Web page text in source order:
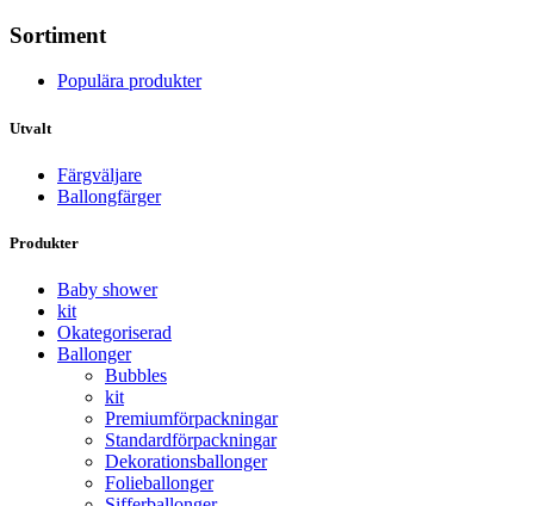
Sortiment
Populära produkter
Utvalt
Färgväljare
Ballongfärger
Produkter
Baby shower
kit
Okategoriserad
Ballonger
Bubbles
kit
Premium­förpackningar
Standard­­förpackningar
Dekorations­ballonger
Folie­­­ballonger